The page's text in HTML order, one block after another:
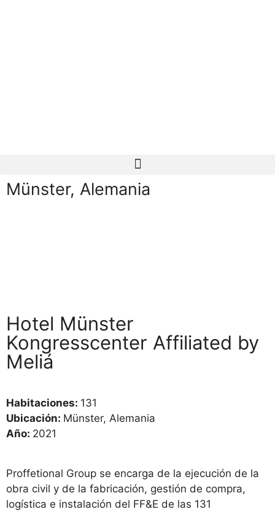
Münster, Alemania
Hotel Münster
Kongresscenter Affiliated by
Meliá
Habitaciones: 131
Ubicación: Münster, Alemania
Año: 2021
Proffetional Group se encarga de la ejecución de la
obra civil y de la fabricación, gestión de compra,
logística e instalación del FF&E de las 131